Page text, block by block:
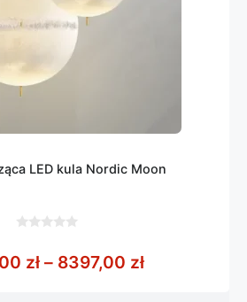
LED kula Nordic Moon
5 zł – 8397,00 złZakres cen: